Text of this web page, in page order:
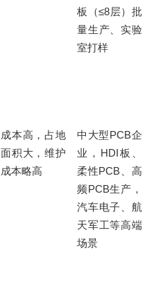
板（≤8层）批
量生产、实验
室打样
成本高，占地
面积大，维护
成本略高
中大型PCB企
业， HDI板、
柔性PCB 、高
频PCB生产，
汽车电子、航
天军工等高端
场景